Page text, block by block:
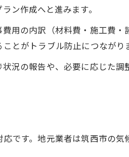
ン作成へと進みます。
用の内訳（材料費・施工費
とがトラブル防止につながり
況の報告や、必要に応じた
です。地元業者は筑西市の